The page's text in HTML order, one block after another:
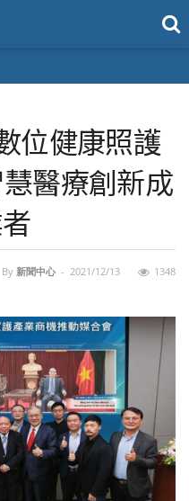
位健康照護
醫療創新成
By 新聞中心 - 2021/12/13 1348